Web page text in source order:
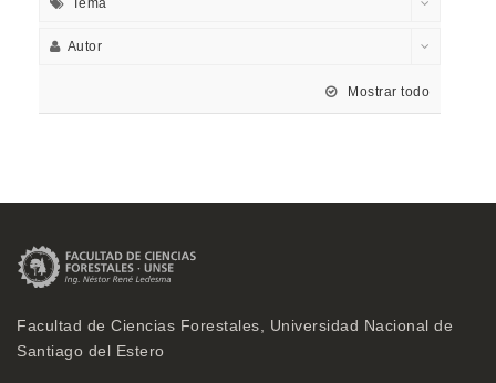
Tema
Autor
Mostrar todo
Facultad de Ciencias Forestales, Universidad Nacional de
Santiago del Estero